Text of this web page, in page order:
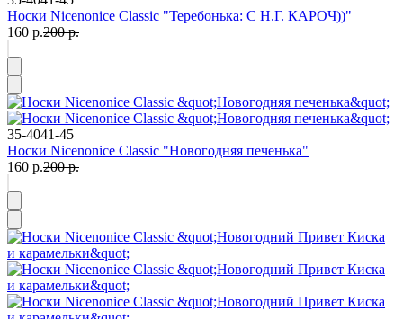
Носки Nicenonice Classic "Теребонька: С Н.Г. КАРОЧ))"
160 р.200 р.
35-4041-45
Носки Nicenonice Classic "Новогодняя печенька"
160 р.200 р.